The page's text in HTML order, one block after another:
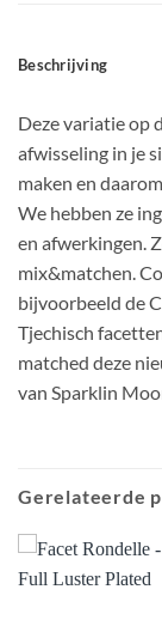
Beschrijving
Deze variatie op
afwisseling in je
maken en
We hebben ze
en afwerkingen.
mix&matchen.
bijvoorbeeld de
Tjechisch
matched deze
van Sparklin
Gerelateerde